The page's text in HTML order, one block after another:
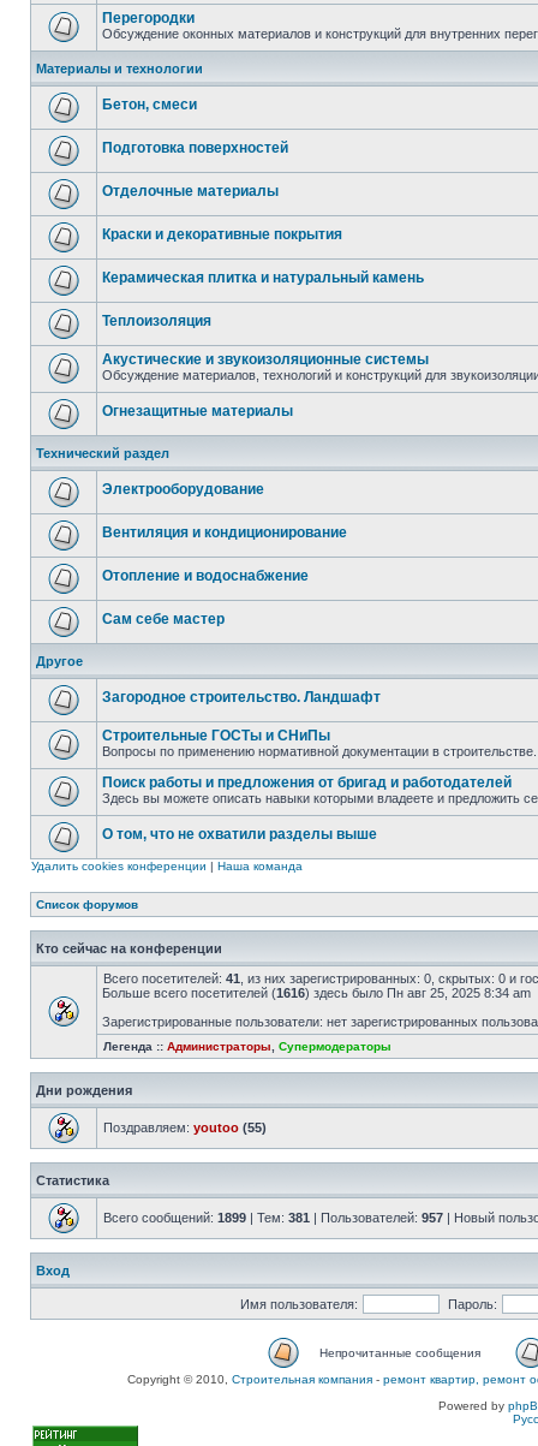
Перегородки
Обсуждение оконных материалов и конструкций для внутренних
Материалы и технологии
Бетон, смеси
Подготовка поверхностей
Отделочные материалы
Краски и декоративные покрытия
Керамическая плитка и натуральный камень
Теплоизоляция
Акустические и звукоизоляционные системы
Обсуждение материалов, технологий и конструкций для
Огнезащитные материалы
Технический раздел
Электрооборудование
Вентиляция и кондиционирование
Отопление и водоснабжение
Сам себе мастер
Другое
Загородное строительство. Ландшафт
Строительные ГОСТы и СНиПы
Вопросы по применению нормативной документации в строительстве.
Поиск работы и предложения от бригад и работодателей
Здесь вы можете описать навыки которыми владеете и предложить
О том, что не охватили разделы выше
Удалить cookies конференции | Наша команда
Список форумов
Кто сейчас на конференции
Всего посетителей: 41 , из них зарегистрированных: 0, скрытых: 0 и
Больше всего посетителей (1616) здесь было Пн авг 25, 2025 8:34 am
Зарегистрированные пользователи: нет зарегистрированных
Легенда :: Администраторы Супермодераторы
Дни рождения
Поздравляем: youtoo (55)
Статистика
Всего сообщений: 1899 | Тем: 381 | Пользователей: 957 | Новый
Вход
Имя пользователя: Пароль:
Непрочитанные сообщения
Copyright © 2010, Строительная компания - ремонт квартир, ремонт
Powered by